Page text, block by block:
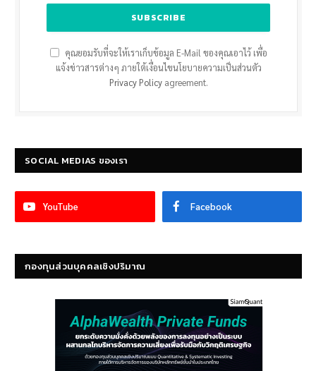
คุณยอมรับที่จะให้เราเก็บข้อมูล E-Mail ของคุณเอาไว้ เพื่อ
แจ้งข่าวสารต่างๆ ภายใต้เงื่อนไขนโยบายความเป็นส่วนตัว
Privacy Policyagreement.
SOCIAL MEDIAS ของเรา
YouTube Facebook
กองทุนส่วนบุคคลเชิงปริมาณ